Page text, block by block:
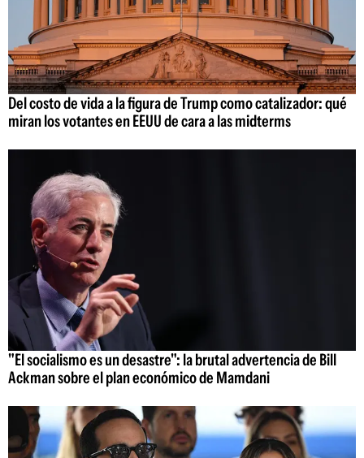
Del costo de vida a la figura de Trump como catalizador: qué
miran los votantes en EEUU de cara a las midterms
"El socialismo es un desastre": la brutal advertencia de Bill
Ackman sobre el plan económico de Mamdani